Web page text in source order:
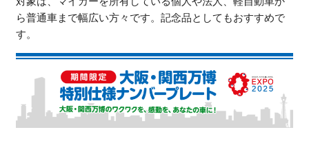
ら普通車まで幅広い方々です。記念品としてもおすすめで
す。